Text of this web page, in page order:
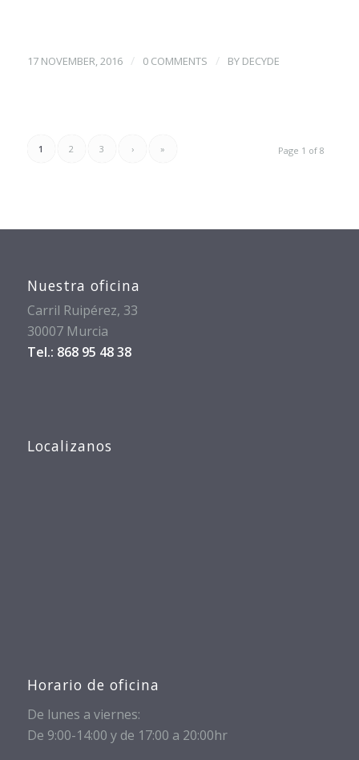
17 NOVEMBER, 2016 / 0 COMMENTS / BY DECYDE
Page 1 of 8
1 2 3 › »
Nuestra oficina
Carril Ruipérez, 33
30007 Murcia
Tel.: 868 95 48 38
Localizanos
Horario de oficina
De lunes a viernes:
De 9:00-14:00 y de 17:00 a 20:00hr